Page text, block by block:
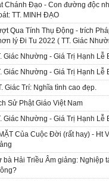
Chánh Đạo - Con đường độc
TT. MINH ĐẠO
Qua Tính Thụ Động - trích
lý Đi Tu 2022 ( TT. Giác
Giác Nhường - Giá Trị Hạnh Lễ
Giác Nhường - Giá Trị Hạnh Lễ
Giác Trí: Nghĩa tình cao đẹp.
Sử Phật Giáo Việt Nam
Giác Nhường - Giá Trị Hạnh Lễ
Của Cuộc Đời (rất hay) - Ht
bà Hải Triều Âm giảng: Nghiệp